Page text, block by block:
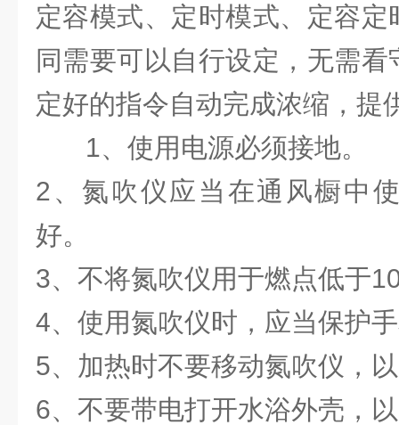
定容模式、定时模式、定容
同需要可以自行设定，无需
定好的指令自动完成浓缩，提
1、使用电源必须接地。
2、氮吹仪应当在通风橱中
好。
3、不将氮吹仪用于燃点低于
4、使用氮吹仪时，应当保护
5、加热时不要移动氮吹仪，
6、不要带电打开水浴外壳，